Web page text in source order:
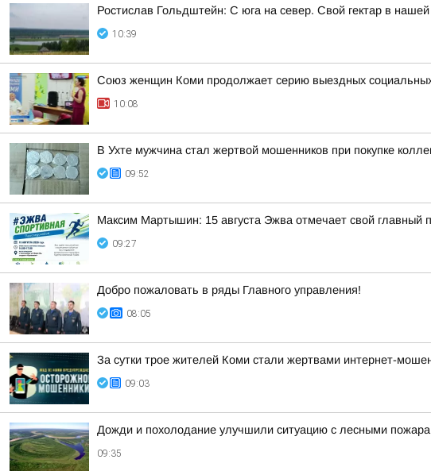
Ростислав Гольдштейн: С юга на север. Свой гектар в
10:39
Союз женщин Коми продолжает серию выездных
10:08
В Ухте мужчина стал жертвой мошенников при покупке
09:52
Максим Мартышин: 15 августа Эжва отмечает свой главный
09:27
Добро пожаловать в ряды Главного управления!
08:05
За сутки трое жителей Коми стали жертвами интернет-
09:03
Дожди и похолодание улучшили ситуацию с лесными
09:35